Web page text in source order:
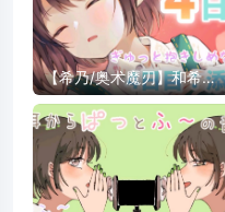
【希乃/奥术魔刃】和希乃
度过的第四天【Day4.近距
离陪睡】